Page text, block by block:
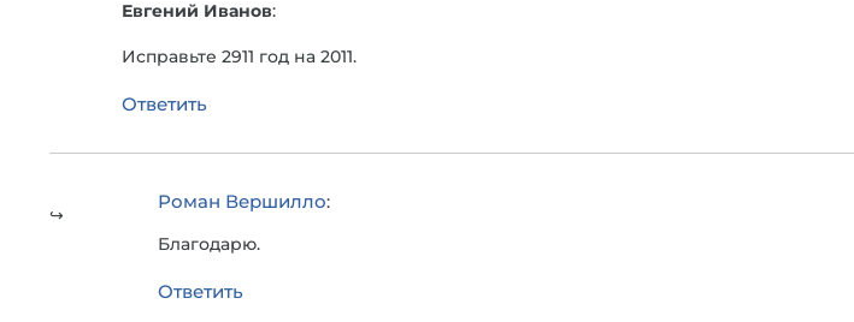
Евгений Иванов:
Исправьте 2911 год на 2011.
Ответить
Роман Вершилло:
Благодарю.
Ответить